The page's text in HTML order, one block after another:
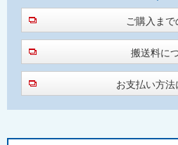
ご購入まで
搬送料に
お支払い方法